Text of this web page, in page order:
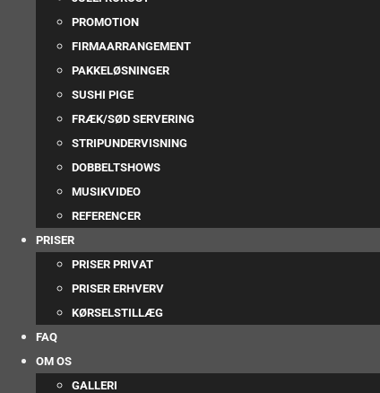
PROMOTION
FIRMAARRANGEMENT
PAKKELØSNINGER
SUSHI PIGE
FRÆK/SØD SERVERING
STRIPUNDERVISNING
DOBBELTSHOWS
MUSIKVIDEO
REFERENCER
PRISER
PRISER PRIVAT
PRISER ERHVERV
KØRSELSTILLÆG
FAQ
OM OS
GALLERI